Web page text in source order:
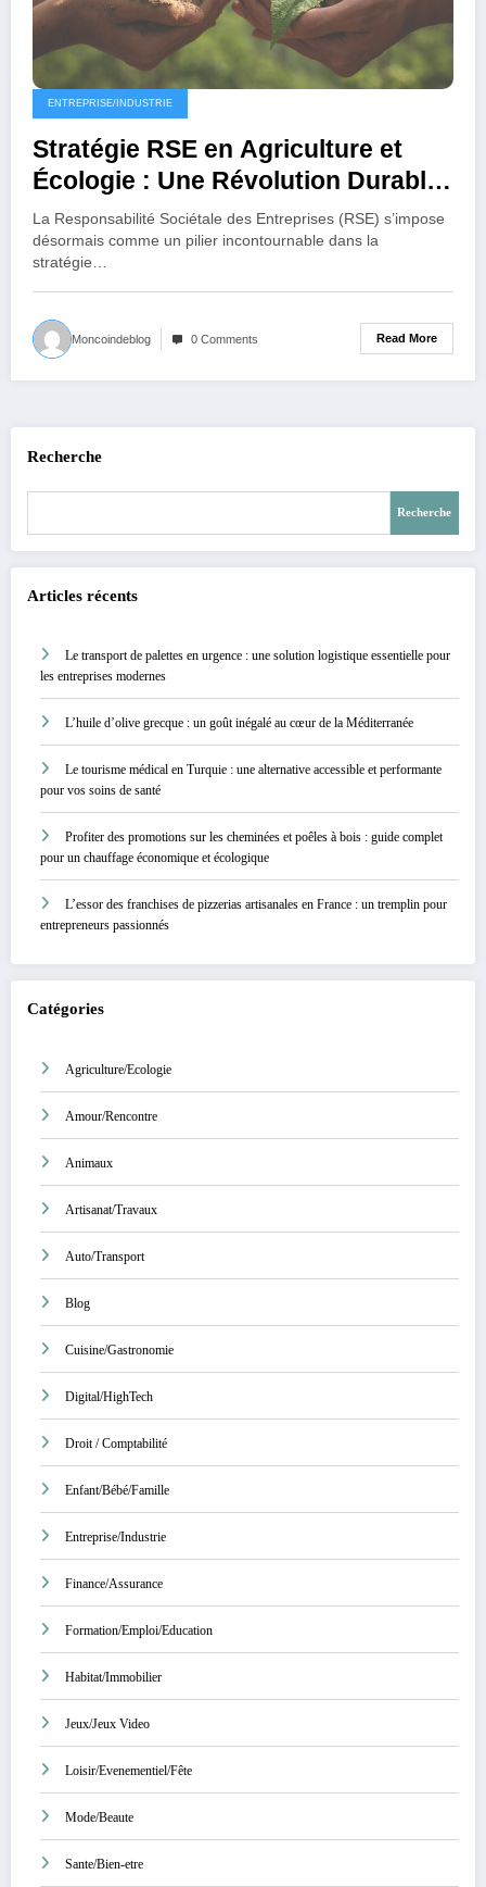
ENTREPRISE/INDUSTRIE
Stratégie RSE en Agriculture et
Écologie : Une Révolution Durable
en Marche
La Responsabilité Sociétale des Entreprises (RSE) s’impose
désormais comme un pilier incontournable dans la
stratégie…
Moncoindeblog 0 Comments Read More
Recherche
Recherche
Articles récents
Le transport de palettes en urgence : une solution logistique essentielle pour
les entreprises modernes
L’huile d’olive grecque : un goût inégalé au cœur de la Méditerranée
Le tourisme médical en Turquie : une alternative accessible et performante
pour vos soins de santé
Profiter des promotions sur les cheminées et poêles à bois : guide complet
pour un chauffage économique et écologique
L’essor des franchises de pizzerias artisanales en France : un tremplin pour
entrepreneurs passionnés
Catégories
Agriculture/Ecologie
Amour/Rencontre
Animaux
Artisanat/Travaux
Auto/Transport
Blog
Cuisine/Gastronomie
Digital/HighTech
Droit / Comptabilité
Enfant/Bébé/Famille
Entreprise/Industrie
Finance/Assurance
Formation/Emploi/Education
Habitat/Immobilier
Jeux/Jeux Video
Loisir/Evenementiel/Fête
Mode/Beaute
Sante/Bien-etre